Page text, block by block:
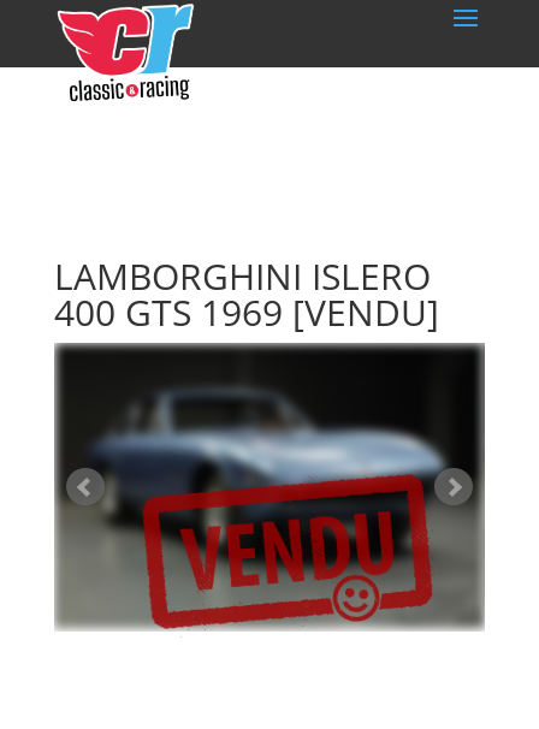
LAMBORGHINI ISLERO
400 GTS 1969 [VENDU]